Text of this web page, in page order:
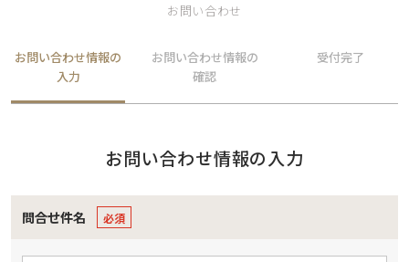
お問い合わせ
お問い合わせ情報の
入力
お問い合わせ情報の
確認
受付完了
お問い合わせ情報の入力
問合せ件名